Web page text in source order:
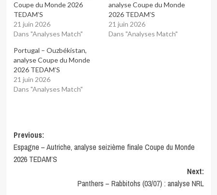
Coupe du Monde 2026
TEDAM’S
21 juin 2026
Dans "Analyses Match"
analyse Coupe du Monde
2026 TEDAM’S
21 juin 2026
Dans "Analyses Match"
Portugal – Ouzbékistan,
analyse Coupe du Monde
2026 TEDAM’S
21 juin 2026
Dans "Analyses Match"
Post
navigation
Previous:
Espagne – Autriche, analyse seizième finale Coupe du Monde
2026 TEDAM’S
Next:
Panthers – Rabbitohs (03/07) : analyse NRL